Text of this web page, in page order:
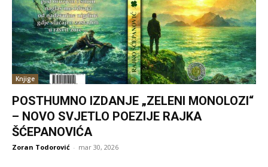
Knjige
POSTHUMNO IZDANJE „ZELENI MONOLOZI“
– NOVO SVJETLO POEZIJE RAJKA
ŠĆEPANOVIĆA
Zoran Todorović - mar 30, 2026